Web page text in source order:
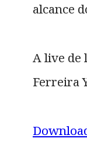
alcance
A live de
Ferreira